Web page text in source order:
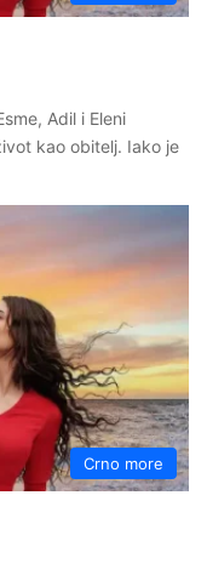
Adil i Eleni
kao obitelj. Iako je
Crno more